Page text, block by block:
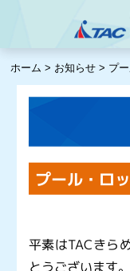
ホーム > お知らせ > プ
プール・ロ
平素はTACきら
とうございます。